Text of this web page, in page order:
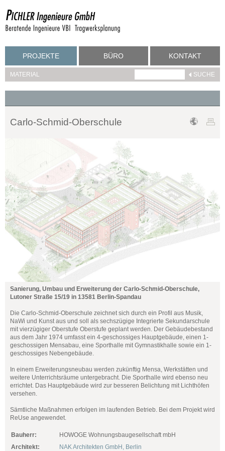
PROJEKTE BÜRO KONTAKT
MATERIAL
Carlo-Schmid-Oberschule
Sanierung, Umbau und Erweiterung der Carlo-Schmid-Oberschule,
Lutoner Straße 15/19 in 13581 Berlin-Spandau
Die Carlo-Schmid-Oberschule zeichnet sich durch ein Profil aus Musik,
NaWi und Kunst aus und soll als sechszügige Integrierte Sekundarschule
mit vierzügiger Oberstufe Oberstufe geplant werden. Der Gebäudebestand
aus dem Jahr 1974 umfasst ein 4-geschossiges Hauptgebäude, einen 1-
geschossigen Mensabau, eine Sporthalle mit Gymnastikhalle sowie ein 1-
geschossiges Nebengebäude.
In einem Erweiterungsneubau werden zukünftig Mensa, Werkstätten und
weitere Unterrichtsräume untergebracht. Die Sporthalle wird ebenso neu
errichtet. Das Hauptgebäude wird zur besseren Belichtung mit Lichthöfen
versehen.
Sämtliche Maßnahmen erfolgen im laufenden Betrieb. Bei dem Projekt wird
ReUse angewendet.
Bauherr:
HOWOGE Wohnungsbaugesellschaft mbH
Architekt:
NAK Architekten GmbH, Berlin